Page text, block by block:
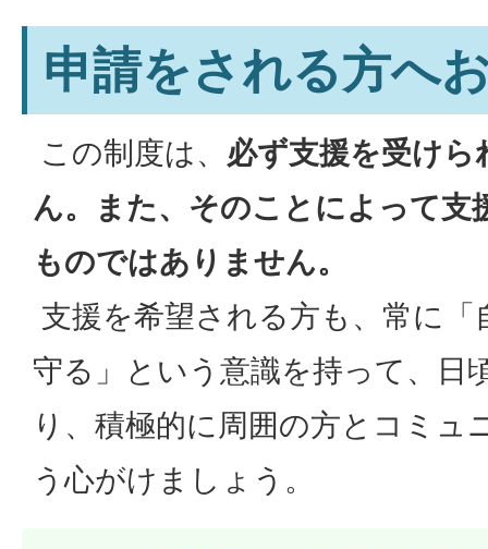
申請をされる方へ
この制度は、 必ず支援を受け
ん。また、そのことによって支
ものではありません。
支援を希望される方も、常に
守る」という意識を持って、日
り、積極的に周囲の方とコミュ
う心がけましょう。